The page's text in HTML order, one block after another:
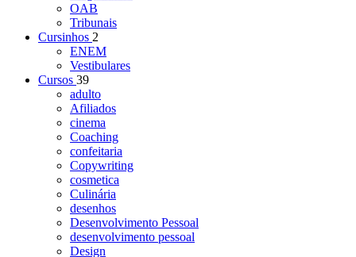
OAB
Tribunais
Cursinhos 2
ENEM
Vestibulares
Cursos 39
adulto
Afiliados
cinema
Coaching
confeitaria
Copywriting
cosmetica
Culinária
desenhos
Desenvolvimento Pessoal
desenvolvimento pessoal
Design